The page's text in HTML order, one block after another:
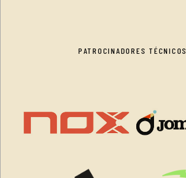
PATROCINADORES TÉCNICOS